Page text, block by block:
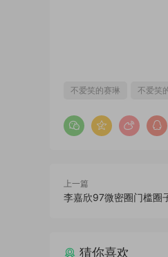
不爱笑的赛琳 不爱笑
上一篇
李嘉欣97微密圈门槛圈
猜你喜欢